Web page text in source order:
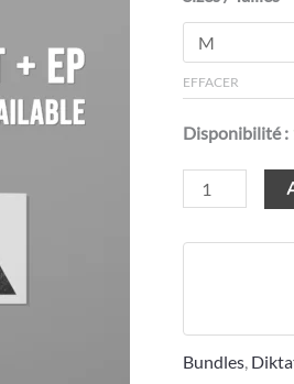
EFFACER
Disponibilité :
CD
Bundle
(T-
white)
Bundles